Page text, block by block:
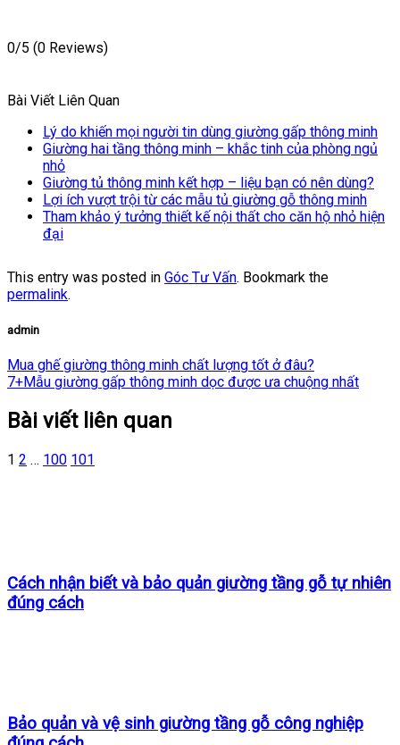
0/5 (0 Reviews)
Bài Viết Liên Quan
Lý do khiến mọi người tin dùng giường gấp thông minh
Giường hai tầng thông minh – khắc tinh của phòng ngủ
nhỏ
Giường tủ thông minh kết hợp – liệu bạn có nên dùng?
Lợi ích vượt trội từ các mẫu tủ giường gỗ thông minh
Tham khảo ý tưởng thiết kế nội thất cho căn hộ nhỏ hiện
đại
This entry was posted in Góc Tư Vấn. Bookmark the
permalink.
admin
Mua ghế giường thông minh chất lượng tốt ở đâu?
7+Mẫu giường gấp thông minh dọc được ưa chuộng nhất
Bài viết liên quan
1 2 … 100 101
Cách nhận biết và bảo quản giường tầng gỗ tự nhiên
đúng cách
Bảo quản và vệ sinh giường tầng gỗ công nghiệp